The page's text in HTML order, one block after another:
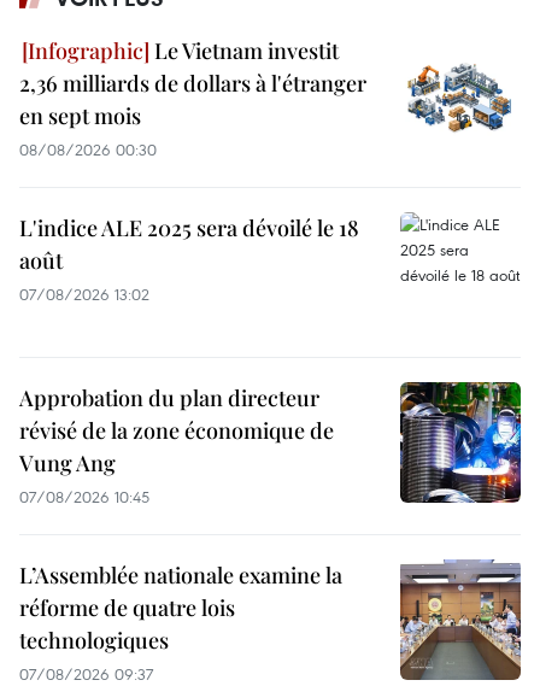
Le Vietnam investit
2,36 milliards de dollars à l'étranger
en sept mois
08/08/2026 00:30
L'indice ALE 2025 sera dévoilé le 18
août
07/08/2026 13:02
Approbation du plan directeur
révisé de la zone économique de
Vung Ang
07/08/2026 10:45
L’Assemblée nationale examine la
réforme de quatre lois
technologiques
07/08/2026 09:37